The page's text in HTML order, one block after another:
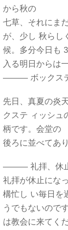
から秋の
七草、それにま
が、少し 秋らし
候。多分今日も
入る明日からは
――― ボックス
先日、真夏の炎
クステ ィッシュ
柄です。会堂の
後ろに並べてあ
――― 礼拝、休
礼拝が休止にな
構忙し い毎日を
うでもないので
は教会に来てく